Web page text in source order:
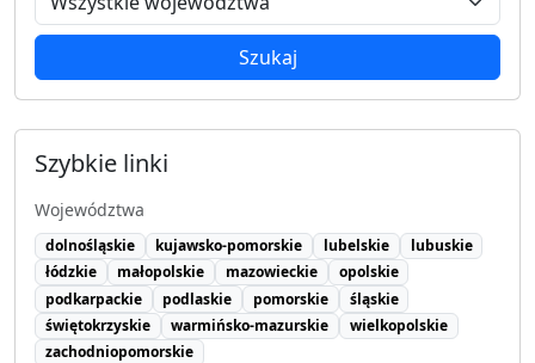
Szukaj
Szybkie linki
Województwa
dolnośląskie kujawsko-pomorskie lubelskie
lubuskie
łódzkie
małopolskie mazowieckie
opolskie
podkarpackie
podlaskie pomorskie
śląskie
świętokrzyskie
warmińsko-mazurskie
wielkopolskie
zachodniopomorskie